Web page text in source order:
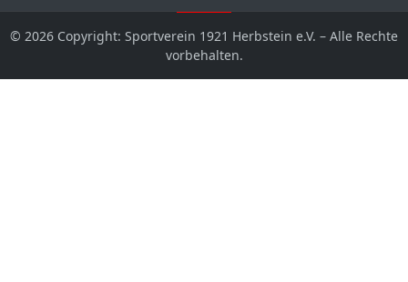
© 2026 Copyright: Sportverein 1921 Herbstein e.V. – Alle Rechte
vorbehalten.